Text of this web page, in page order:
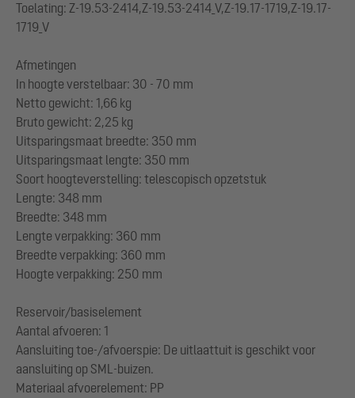
Toelating: Z-19.53-2414,Z-19.53-2414_V,Z-19.17-1719,Z-19.17-
1719_V
Afmetingen
In hoogte verstelbaar: 30 - 70 mm
Netto gewicht: 1,66 kg
Bruto gewicht: 2,25 kg
Uitsparingsmaat breedte: 350 mm
Uitsparingsmaat lengte: 350 mm
Soort hoogteverstelling: telescopisch opzetstuk
Lengte: 348 mm
Breedte: 348 mm
Lengte verpakking: 360 mm
Breedte verpakking: 360 mm
Hoogte verpakking: 250 mm
Reservoir/basiselement
Aantal afvoeren: 1
Aansluiting toe-/afvoerspie: De uitlaattuit is geschikt voor
aansluiting op SML-buizen.
Materiaal afvoerelement: PP